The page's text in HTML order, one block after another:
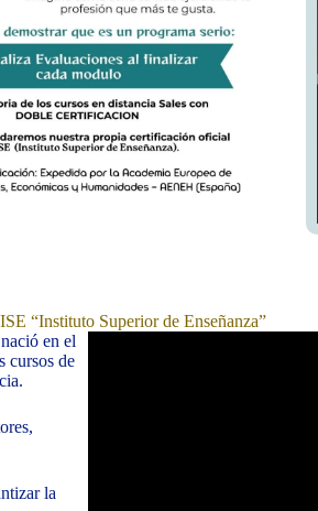
“Instituto Superior de Enseñanza”
en el
cursos de
la